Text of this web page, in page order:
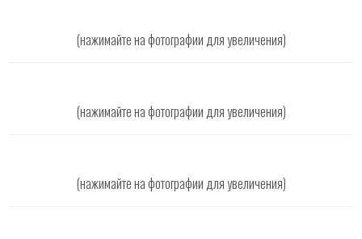
(нажимайте на фотографии для увеличения)
(нажимайте на фотографии для увеличения)
(нажимайте на фотографии для увеличения)